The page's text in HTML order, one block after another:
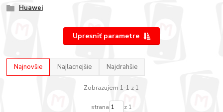
Huawei
Upresniť parametre
Najnovšie Najlacnejšie Najdrahšie
Zobrazujem 1-1 z 1
strana z 1